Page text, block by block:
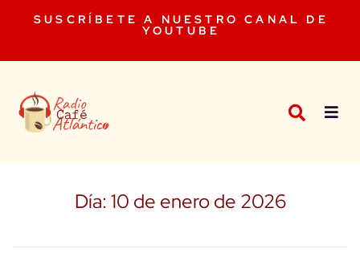
SUSCRÍBETE A NUESTRO CANAL DE
YOUTUBE
Día:10 de enero de 2026